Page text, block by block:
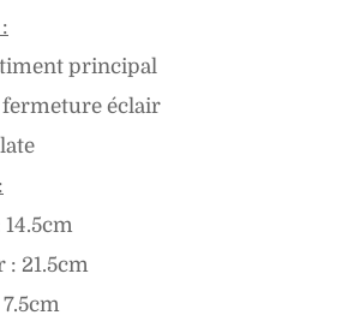
principal
fermeture éclair
: 21.5cm